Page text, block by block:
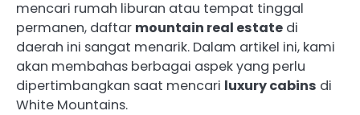
mencari rumah liburan atau tempat tinggal
permanen, daftar mountain real estate di
daerah ini sangat menarik. Dalam artikel ini, kami
akan membahas berbagai aspek yang perlu
dipertimbangkan saat mencari luxury cabins di
White Mountains.